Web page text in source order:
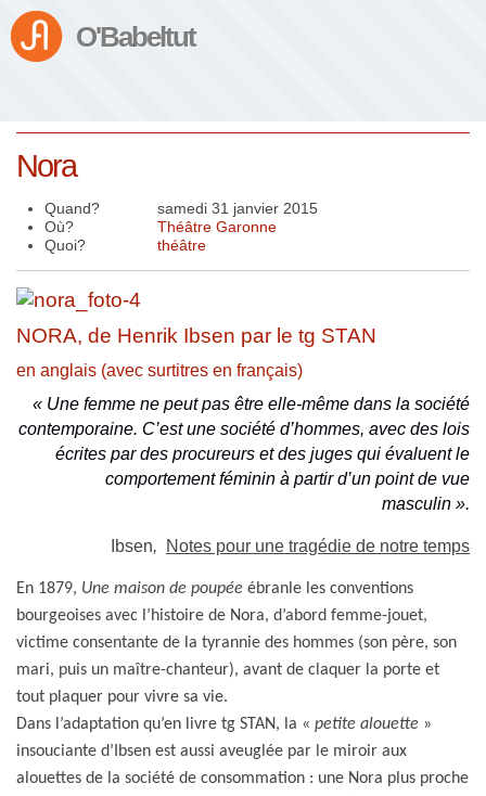
O'Babeltut
Nora
Quand?
samedi 31 janvier 2015
Où?
Théâtre Garonne
Quoi?
théâtre
NORA, de Henrik Ibsen par le tg STAN
en anglais (avec surtitres en français)
« Une femme ne peut pas être elle-même dans la société
contemporaine. C’est une société d’hommes, avec des lois
écrites par des procureurs et des juges qui évaluent le
comportement féminin à partir d’un point de vue
masculin ».
Ibsen, Notes pour une tragédie de notre temps
En 1879, Une maison de poupée ébranle les conventions
bourgeoises avec l’histoire de Nora, d’abord femme-jouet,
victime consentante de la tyrannie des hommes (son père, son
mari, puis un maître-chanteur), avant de claquer la porte et
tout plaquer pour vivre sa vie.
Dans l’adaptation qu’en livre tg STAN, la « petite alouette »
insouciante d’Ibsen est aussi aveuglée par le miroir aux
alouettes de la société de consommation : une Nora plus proche